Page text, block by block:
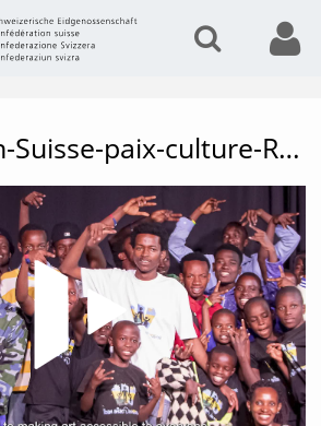
Contribution-Suisse-paix-culture-Rwanda-EN-53525844910001791